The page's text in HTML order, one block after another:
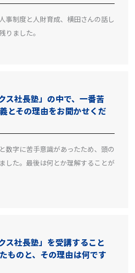
事制度と人財育成、横田さんの話し
りました。
ス社長塾」の中で、一番苦
とその理由をお聞かせくだ
字に苦手意識があったため、頭の
した。最後は何とか理解することが
ス社長塾」を受講すること
ものと、その理由は何です